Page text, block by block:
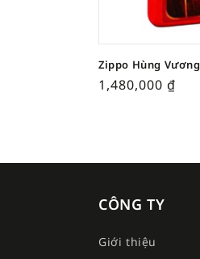
Zippo Hùng Vương
1,480,000 ₫
CÔNG TY
Giới thiệu